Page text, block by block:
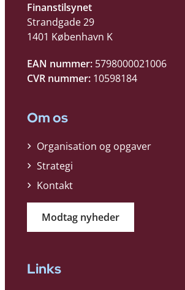
Finanstilsynet
Strandgade 29
1401 København K
EAN nummer: 5798000021006
CVR nummer: 10598184
Om os
Organisation og opgaver
Strategi
Kontakt
Modtag nyheder
Links